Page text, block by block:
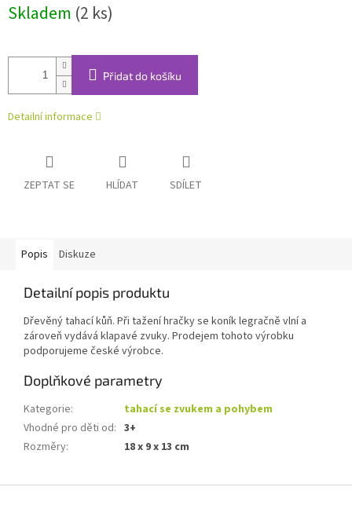
cena:
Skladem (2 ks)
Přidat do košíku
Detailní informace
ZEPTAT SE HLÍDAT SDÍLET
Popis Diskuze
Detailní popis produktu
Dřevěný tahací kůň. Při tažení hračky se koník legračně vlní a
zároveň vydává klapavé zvuky. Prodejem tohoto výrobku
podporujeme české výrobce.
Doplňkové parametry
Kategorie:
tahací se zvukem a pohybem
Vhodné pro děti od: 3+
Rozměry: 18 x 9 x 13 cm